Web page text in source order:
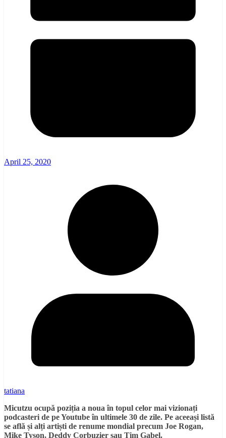
April 25, 2020
tatiana
Micutzu ocupă poziția a noua în topul celor mai vizionați
podcasteri de pe Youtube în ultimele 30 de zile. Pe aceeași listă
se află și alți artiști de renume mondial precum Joe Rogan,
Mike Tyson, Deddy Corbuzier sau Tim Gabel.